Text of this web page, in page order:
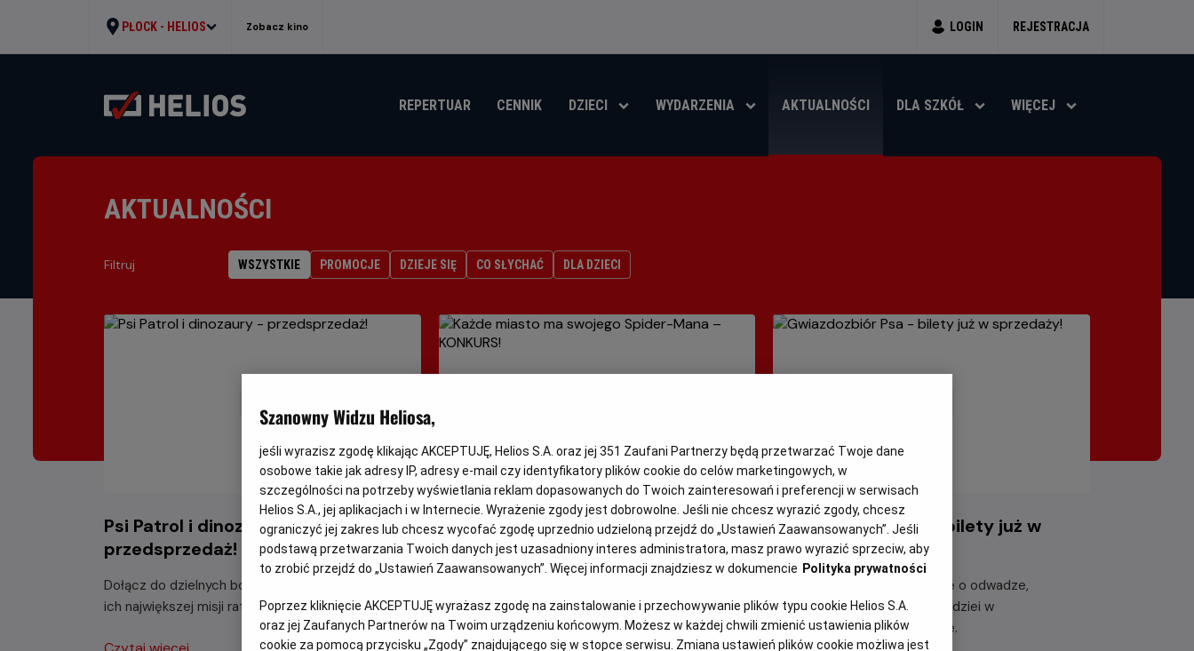
PŁOCK - HELIOS Zobacz kino LOGIN REJESTRACJA
REPERTUAR CENNIK DZIECI WYDARZENIA AKTUALNOŚCI DLA SZKÓŁ WIĘCEJ
AKTUALNOŚCI
Filtruj WSZYSTKIE PROMOCJE DZIEJE SIĘ CO SŁYCHAĆ DLA DZIECI
Psi Patrol i dinozaury -
przedsprzedaż!
Dołącz do dzielnych bohaterów Psiego Patrolu w
ich największej misji ratunkowej w historii.
Każde miasto ma swojego Spider-
Mana – KONKURS!
dzień” chcemy udowodnić, że każdy z nas może
zostać Spider-Manem w swoim otoczeniu.
Gwiazdozbiór Psa - bilety już w
sprzedaży!
Przeżyj emocjonującą historię o odwadze,
przetrwaniu i poszukiwaniu nadziei w
postapokaliptycznym świecie.
Szanowny Widzu Heliosa,
jeśli wyrazisz zgodę klikając AKCEPTUJĘ, Helios S.A. oraz jej 351 Zaufani Partnerzy będą przetwarzać Twoje dane
osobowe takie jak adresy IP, adresy e-mail czy identyfikatory plików cookie do celów marketingowych, w
szczególności na potrzeby wyświetlania reklam dopasowanych do Twoich zainteresowań i preferencji w serwisach
Helios S.A., jej aplikacjach i w Internecie. Wyrażenie zgody jest dobrowolne. Jeśli nie chcesz wyrazić zgody, chcesz
ograniczyć jej zakres lub chcesz wycofać zgodę uprzednio udzieloną przejdź do „Ustawień Zaawansowanych”. Jeśli
podstawą przetwarzania Twoich danych jest uzasadniony interes administratora, masz prawo wyrazić sprzeciw, aby
to zrobić przejdź do „Ustawień Zaawansowanych”. Więcej informacji znajdziesz w dokumencie Polityka prywatności
Poprzez kliknięcie AKCEPTUJĘ wyrażasz zgodę na zainstalowanie i przechowywanie plików typu cookie Helios S.A.
oraz jej Zaufanych Partnerów na Twoim urządzeniu końcowym. Możesz w każdej chwili zmienić ustawienia plików
cookie za pomocą przycisku „Zgody” znajdującego się w stopce serwisu. Zmiana ustawień plików cookie możliwa jest